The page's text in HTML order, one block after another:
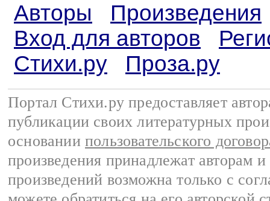
Авторы
Произведения
Вход для авторов
Стихи.ру
Проза.ру
Портал Стихи.ру предоставляет
публикации своих литературных
основании пользовательского
произведения принадлежат авторам
произведений возможна только с